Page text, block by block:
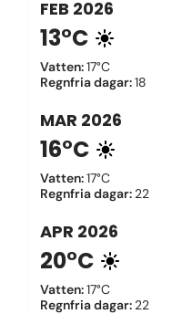
FEB 2026
13°C
Vatten:17°C
Regnfria dagar:18
MAR 2026
16°C
Vatten:17°C
Regnfria dagar: 22
APR 2026
20°C
Vatten:17°C
Regnfria dagar: 22